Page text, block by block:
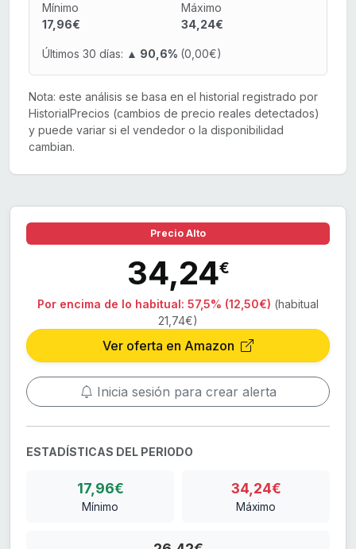
Mínimo
17,96€
Máximo
34,24€
Últimos 30 días: ▲ 90,6% (0,00€)
Nota: este análisis se basa en el historial registrado por
HistorialPrecios (cambios de precio reales detectados)
y puede variar si el vendedor o la disponibilidad
cambian.
Precio Alto
34,24€
Por encima de lo habitual: 57,5% (12,50€) (habitual
21,74€)
Ver oferta en Amazon
Inicia sesión para crear alerta
ESTADÍSTICAS DEL PERIODO
17,96€
Mínimo
34,24€
Máximo